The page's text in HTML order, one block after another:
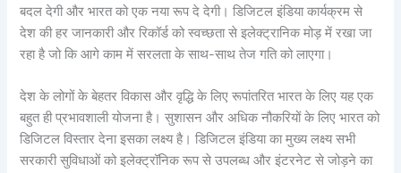
बदल देगी और भारत को एक नया रूप दे देगी। डिजिटल इंडिया कार्यक्रम से
देश की हर जानकारी और रिकॉर्ड को स्वच्छता से इलेक्ट्रानिक मोड़ में रखा जा
रहा है जो कि आगे काम में सरलता के साथ-साथ तेज गति को लाएगा।
देश के लोगों के बेहतर विकास और वृद्धि के लिए रूपांतरित भारत के लिए यह एक
बहुत ही प्रभावशाली योजना है। सुशासन और अधिक नौकरियों के लिए भारत को
डिजिटल विस्तार देना इसका लक्ष्य है। डिजिटल इंडिया का मुख्य लक्ष्य सभी
सरकारी सुविधाओं को इलेक्ट्रॉनिक रूप से उपलब्ध और इंटरनेट से जोड़ने का